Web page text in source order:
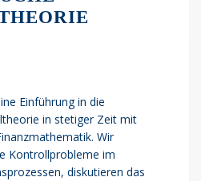
Einführung in die
in stetiger Zeit mit
Wir
Kontrollprobleme im
diskutieren das